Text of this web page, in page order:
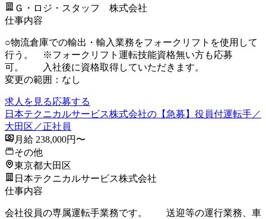
Ｇ・ロジ・スタッフ 株式会社
仕事内容
○物流倉庫での輸出・輸入業務をフォークリフトを使用して
行う。 ※フォークリフト運転技能資格無い方も応募
可。 入社後に資格取得していただきます。
変更の範囲：なし
求人を見る応募する
日本テクニカルサービス株式会社の【急募】役員付運転手／
大田区／正社員
月給 238,000円〜
その他
東京都大田区
日本テクニカルサービス株式会社
仕事内容
会社役員の専属運転手業務です。 送迎等の運行業務、車